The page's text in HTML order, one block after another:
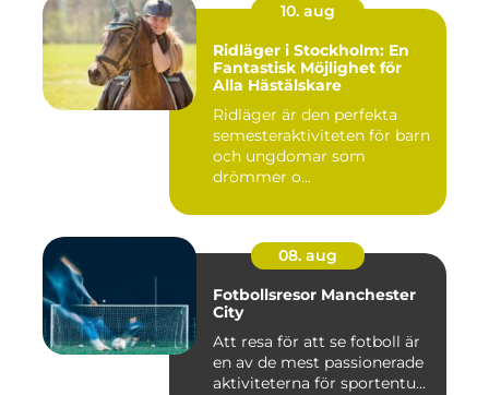
10. aug
Ridläger i Stockholm: En
Fantastisk Möjlighet för
Alla Hästälskare
Ridläger är den perfekta
semesteraktiviteten för barn
och ungdomar som
drömmer o...
08. aug
Fotbollsresor Manchester
City
Att resa för att se fotboll är
en av de mest passionerade
aktiviteterna för sportentu...